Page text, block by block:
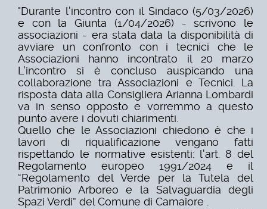
"Durante l'incontrocon il Sindaco (5/03/2026)
e con la Giunta (1/04/2026) - scrivono le
associazioni - era stata data la disponibilità di
avviare un confronto con i tecnici che le
Associazioni hanno incontrato il 20 marzo
L'incontro si è concluso auspicando una
collaborazione tra Associazioni e Tecnici. La
risposta data alla Consigliera Arianna Lombardi
va in senso opposto e vorremmo a questo
punto avere i dovuti chiarimenti.
Quello che le Associazioni chiedono è che i
lavori di riqualificazione vengano fatti
rispettando le normative esistenti: l'art. 8 del
Regolamento europeo 1991/2024 e il
“Regolamento del Verde per la Tutela del
Patrimonio Arboreo e la Salvaguardia degli
Spazi Verdi” del Comune di Camaiore .